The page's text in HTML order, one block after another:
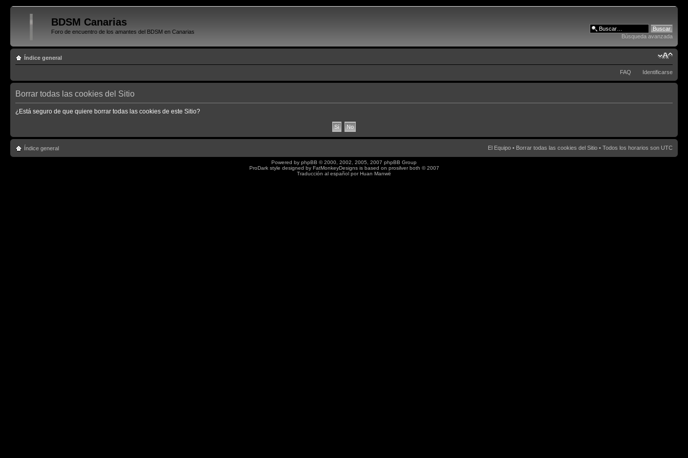
BDSM Canarias
Foro de encuentro de los amantes del BDSM en Canarias
Búsqueda avanzada
Índice general
FAQ Identificarse
Borrar todas las cookies del Sitio
¿Está seguro de que quiere borrar todas las cookies de este Sitio?
Índice general El Equipo • Borrar todas las cookies del Sitio • Todos los horarios son UTC
Powered by phpBB © 2000, 2002, 2005, 2007 phpBB Group
ProDark style designed by FatMonkeyDesignsis based on prosilverboth © 2007
Traducción al español porHuan Manwë